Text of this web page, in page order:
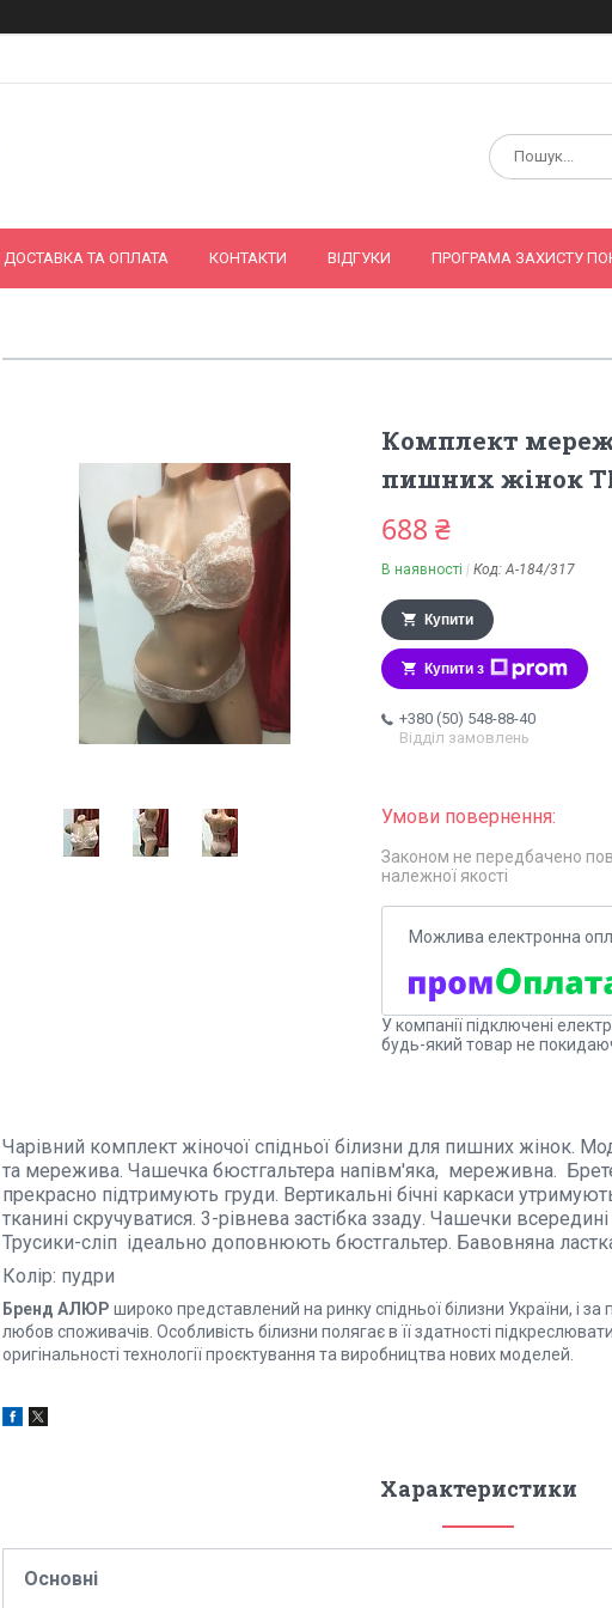
ДОСТАВКА ТА ОПЛАТА КОНТАКТИ ВІДГУКИ ПРОГРАМА ЗАХИСТУ
Комплект
пишних жінок
688 ₴
В наявності Код:А-184/317
Купити
Купити з
+380 (50) 548-88-40
Відділ замовлень
Законом не передбачено
належної якості
У компанії підключені
будь-який товар не
Чарівний комплект жіночої спідньої білизни для пишних жінок.
та мережива. Чашечка бюстгальтера напівм'яка, мереживна.
прекрасно підтримують груди. Вертикальні бічні каркаси
тканині скручуватися. 3-рівнева застібка ззаду. Чашечки
Трусики-сліп ідеально доповнюють бюстгальтер. Бавовняна
Колір: пудри
Бренд АЛЮР широко представлений на ринку спідньої білизни України, і
любов споживачів. Особливість білизни полягає в її здатності
оригінальності технології проєктування та виробництва нових моделей.
Характеристики
Основні